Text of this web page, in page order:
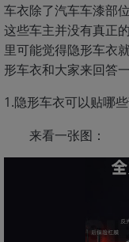
车衣除了汽车车漆部
这些车主并没有真正
里可能觉得隐形车衣
形车衣和大家来回答一
1.隐形车衣可以贴哪
来看一张图：